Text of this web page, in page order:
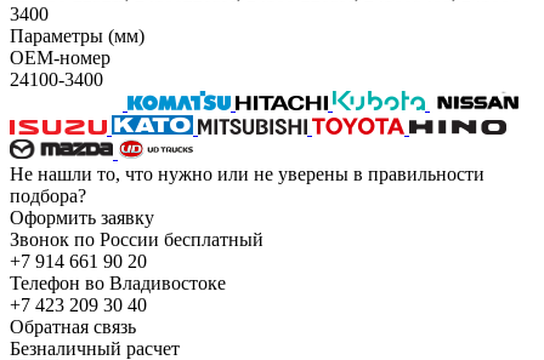
3400
Параметры (мм)
OEM-номер
24100-3400
Не нашли то, что нужно или не уверены в правильности
подбора?
Оформить заявку
Звонок по России бесплатный
+7 914 661 90 20
Телефон во Владивостоке
+7 423 209 30 40
Обратная связь
Безналичный расчет